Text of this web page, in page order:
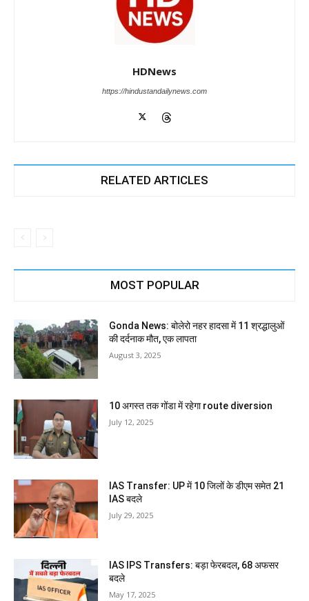
HDNews
https://hindustandailynews.com
RELATED ARTICLES
MOST POPULAR
Gonda News: बोलेरो नहर हादसा में 11 श्रद्धालुओं
की दर्दनाक मौत, एक लापता
August 3, 2025
10 अगस्त तक गोंडा में रहेगा route diversion
July 12, 2025
IAS Transfer: UP में 10 जिलों के डीएम समेत 21
IAS बदले
July 29, 2025
IAS IPS Transfers: बड़ा फेरबदल, 68 अफसर
बदले
May 17, 2025